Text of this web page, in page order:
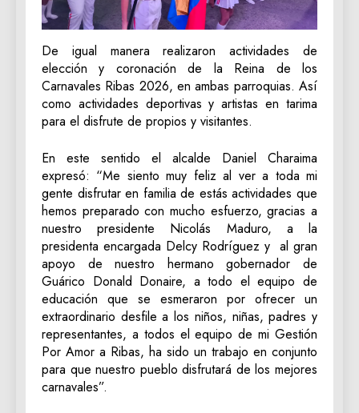
De igual manera realizaron actividades de
elección y coronación de la Reina de los
Carnavales Ribas 2026, en ambas parroquias. Así
como actividades deportivas y artistas en tarima
para el disfrute de propios y visitantes.
En este sentido el alcalde Daniel Charaima
expresó: “Me siento muy feliz al ver a toda mi
gente disfrutar en familia de estás actividades que
hemos preparado con mucho esfuerzo, gracias a
nuestro presidente Nicolás Maduro, a la
presidenta encargada Delcy Rodríguez y al gran
apoyo de nuestro hermano gobernador de
Guárico Donald Donaire, a todo el equipo de
educación que se esmeraron por ofrecer un
extraordinario desfile a los niños, niñas, padres y
representantes, a todos el equipo de mi Gestión
Por Amor a Ribas, ha sido un trabajo en conjunto
para que nuestro pueblo disfrutará de los mejores
carnavales”.